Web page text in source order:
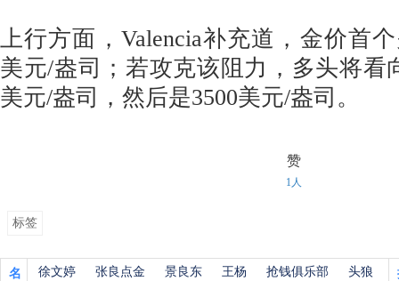
上行方面，Valencia补充道，金价首
美元/盎司；若攻克该阻力，多头将看
美元/盎司，然后是3500美元/盎司。
赞
1人
标签
名
徐文婷 张良点金 景良东 王杨 抢钱俱乐部
头狼